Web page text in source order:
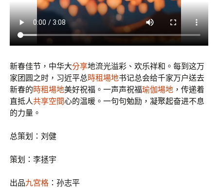
新春佳节，中华大分享地流光溢彩、欢乐祥和。每到这万
家团圆之时，习近平总時租場地书记总会给千家万户送去
新春的時租場地美好祝福。一声声祝福瑜伽場地 ，传递着
直抵人共享空間心的温暖。一句句勉励，凝聚起奋进不息
的力量。
总策划：刘健
策划：李拯宇
出品九宮格 ：孙志平